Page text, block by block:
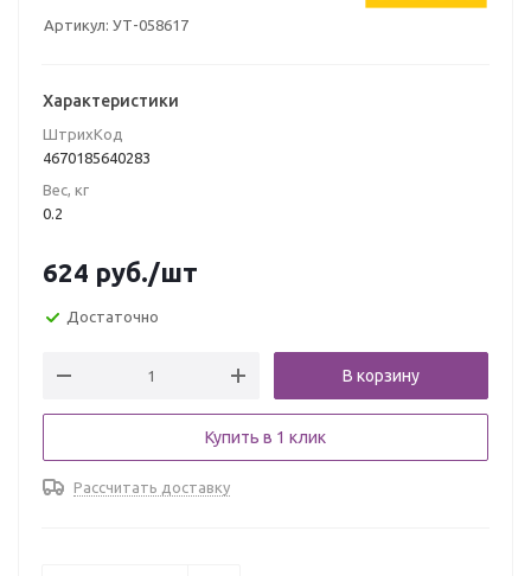
Артикул: УТ-058617
Характеристики
ШтрихКод
4670185640283
Вес, кг
0.2
624 руб./шт
Достаточно
В корзину
Купить в 1 клик
Рассчитать доставку